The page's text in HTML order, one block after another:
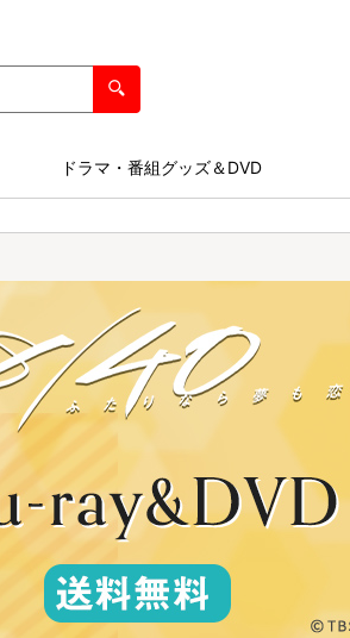
ドラマ・番組グッズ＆DVD